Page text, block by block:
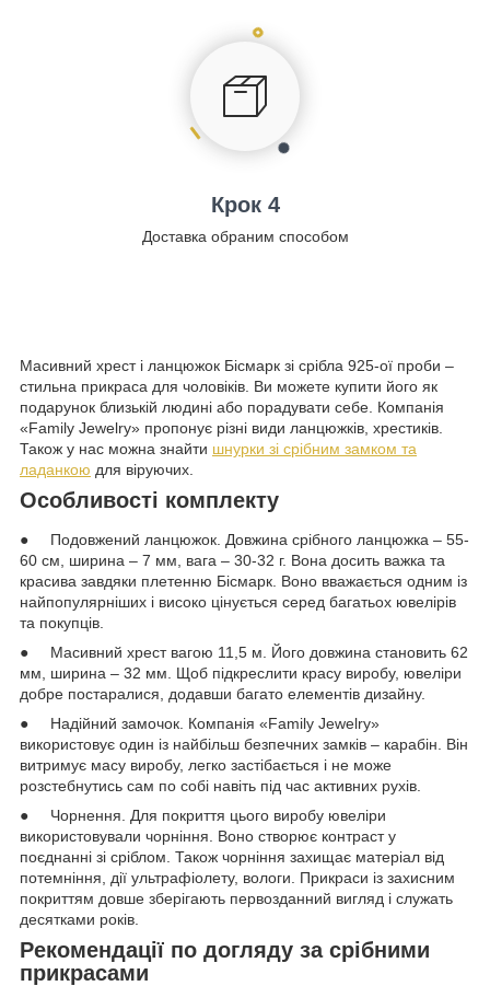
Крок 4
Доставка обраним способом
Масивний хрест і ланцюжок Бісмарк зі срібла 925-ої проби –
стильна прикраса для чоловіків. Ви можете купити його як
подарунок близькій людині або порадувати себе. Компанія
«Family Jewelry» пропонує різні види ланцюжків, хрестиків.
Також у нас можна знайти шнурки зі срібним замком та
ладанкою для віруючих.
Особливості комплекту
● Подовжений ланцюжок. Довжина срібного ланцюжка – 55-
60 см, ширина – 7 мм, вага – 30-32 г. Вона досить важка та
красива завдяки плетенню Бісмарк. Воно вважається одним із
найпопулярніших і високо цінується серед багатьох ювелірів
та покупців.
● Масивний хрест вагою 11,5 м. Його довжина становить 62
мм, ширина – 32 мм. Щоб підкреслити красу виробу, ювеліри
добре постаралися, додавши багато елементів дизайну.
● Надійний замочок. Компанія «Family Jewelry»
використовує один із найбільш безпечних замків – карабін. Він
витримує масу виробу, легко застібається і не може
розстебнутись сам по собі навіть під час активних рухів.
● Чорнення. Для покриття цього виробу ювеліри
використовували чорніння. Воно створює контраст у
поєднанні зі сріблом. Також чорніння захищає матеріал від
потемніння, дії ультрафіолету, вологи. Прикраси із захисним
покриттям довше зберігають первозданний вигляд і служать
десятками років.
Рекомендації по догляду за срібними
прикрасами